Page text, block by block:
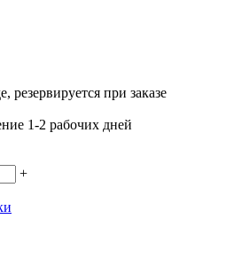
резервируется при заказе
1-2 рабочих дней
+